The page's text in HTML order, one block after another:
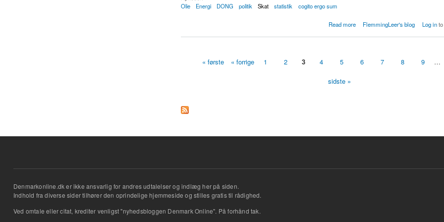
Olie
Energi DONG politik Skat statistik cogito ergo sum
Read more FlemmingLeer's blog Log into
« første « forrige 1 2 3 4 5 6 7 8 9 …
sidste »
Denmarkonline.dk er ikke ansvarlig for andres udtalelser og indlæg her på siden.
Indhold fra diverse sider tilhører den oprindelige hjemmeside og stilles gratis til rådighed.
Ved omtale eller citat, krediter venligst "nyhedsbloggen Denmark Online". På forhånd tak.